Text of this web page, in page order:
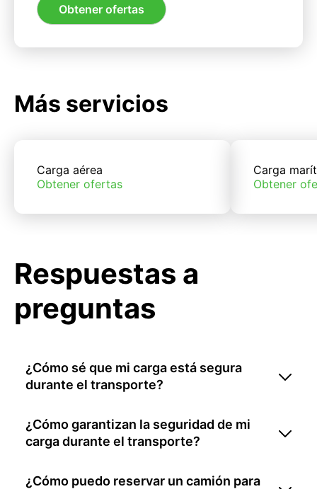
Obtener ofertas
Más servicios
Carga aérea
Obtener ofertas
Carga
Obtener
Respuestas a
preguntas
¿Cómo sé que mi carga está segura
durante el transporte?
¿Cómo garantizan la seguridad de mi
carga durante el transporte?
¿Cómo puedo reservar un camión para